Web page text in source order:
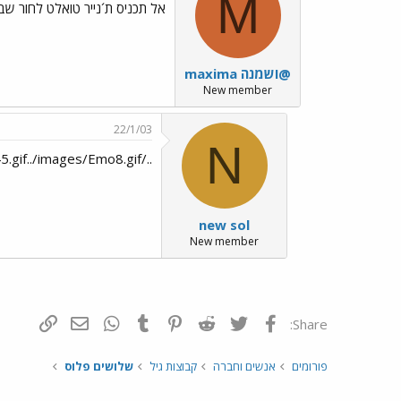
M
maxima ושמנה@
New member
אל תכניס ת´נייר טואלט לחור
N
new sol
New member
22/1/03
../images/Emo45.gif../images/Emo8.gif
Share: פייסבוק Twitter
Reddit
Pinterest
Tumblr
WhatsAppדואר אלקטרוני
פורומים אנשים וחברה קבוצות גיל שלושים פלוס